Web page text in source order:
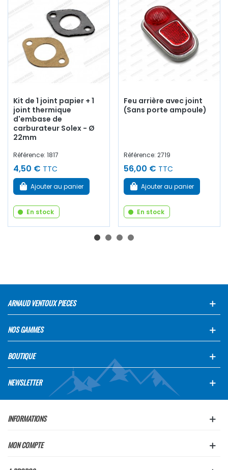
Kit de 1 joint papier + 1
joint thermique
d'embase de
carburateur Solex - Ø
22mm
Référence: 1817
4,50 € TTC
Ajouter au panier
En stock
Feu arrière avec joint
(Sans porte ampoule)
Référence: 2719
56,00 € TTC
Ajouter au panier
En stock
ARNAUD VENTOUX PIECES
NOS GAMMES
BOUTIQUE
NEWSLETTER
INFORMATIONS
MON COMPTE